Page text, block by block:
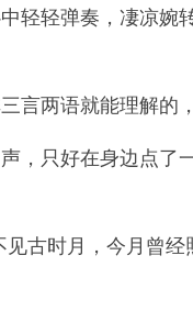
轻轻弹奏，凄凉
言两语就能理解的
，只好在身边点了
古时月，今月曾